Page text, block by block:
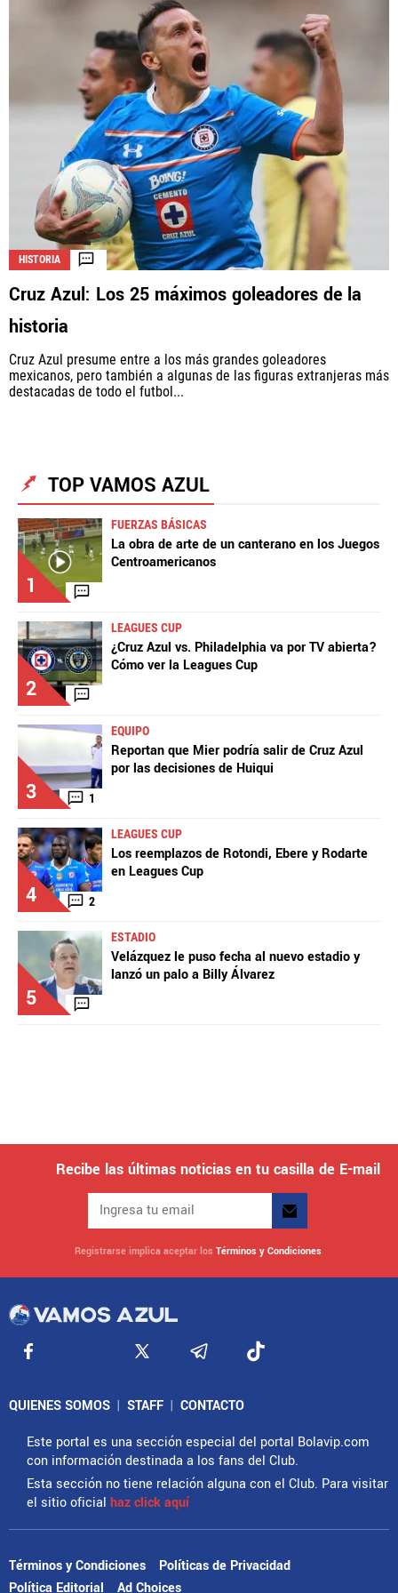
QUIENES SOMOS | STAFF | CONTACTO
Este portal es una sección especial del portal Bolavip.com
con información destinada a los fans del Club.
Esta sección no tiene relación alguna con el Club. Para visitar
el sitio oficialhaz click aquí
Términos y Condiciones
Políticas de Privacidad
Política Editorial
Ad Choices
Vamos Azul, al igual que Futbol Sites, es una
La aceptación de una de las ofertas presentadas en esta página
puede dar lugar a un pago aVamos Azul
orden en que aparecen, pero no influye en nuestras evaluaciones.
HISTORIA
Cruz Azul: Los 25 máximos goleadores de la
historia
Cruz Azul presume entre a los más grandes goleadores
mexicanos, pero también a algunas de las figuras extranjeras más
destacadas de todo el futbol...
TOP VAMOS AZUL
1
FUERZAS BÁSICAS
La obra de arte de un canterano en los Juegos
Centroamericanos
2
LEAGUES CUP
¿Cruz Azul vs. Philadelphia va por TV abierta?
Cómo ver la Leagues Cup
3 1
EQUIPO
Reportan que Mier podría salir de Cruz Azul
por las decisiones de Huiqui
4 2
LEAGUES CUP
Los reemplazos de Rotondi, Ebere y Rodarte
en Leagues Cup
5
ESTADIO
Velázquez le puso fecha al nuevo estadio y
lanzó un palo a Billy Álvarez
Recibe las últimas noticias en tu casilla de E-mail
Registrarse implica aceptar los Términos y Condiciones
QUIENES SOMOS | STAFF | CONTACTO
Este portal es una sección especial del portal Bolavip.com
con información destinada a los fans del Club.
Esta sección no tiene relación alguna con el Club. Para visitar
el sitio oficial haz click aquí
Términos y Condiciones
Políticas de Privacidad
Política Editorial
Ad Choices